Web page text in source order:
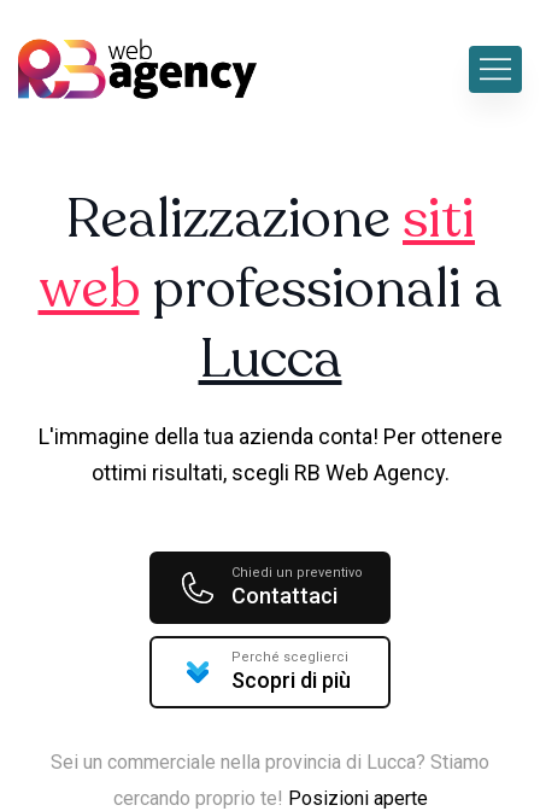
Realizzazionesiti
web professionali a
Lucca
L'immagine della tua azienda conta! Per ottenere
ottimi risultati, scegli RB Web Agency.
Chiedi un preventivo
Contattaci
Perché sceglierci
Scopri di più
Sei un commerciale nella provincia di Lucca? Stiamo
cercando proprio te! Posizioni aperte